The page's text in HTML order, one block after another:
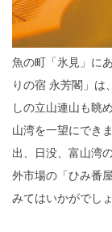
魚の町「氷見」に
りの宿 永芳閣」は
しの立山連山も眺
山湾を一望にでき
出、日没、富山湾
外市場の「ひみ番
みてはいかがでしょ